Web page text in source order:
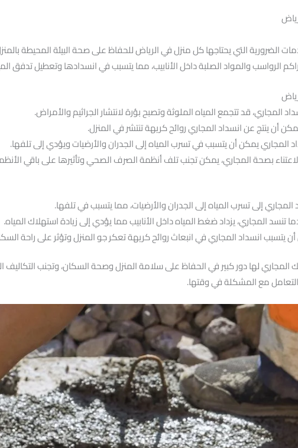
الضرورية التي يحتاجها كل منزل في الرياض للحفاظ على صحة البيئة المحيطة
الرواسب والمواد الصلبة داخل الأنابيب، مما يتسبب في انسدادها وتعطيل تدفق
المجاري، قد تتجمع المياه الملوثة وتصبح بؤرة لانتشار الجراثيم والأمراض.
أن ينتج عن انسداد المجاري روائح كريهة تنتشر في المنزل.
المجاري يمكن أن يتسبب في تسرب المياه إلى الجدران والأرضيات ويؤدي إلى تلفها.
بصحة المجاري، يمكن تجنب تلف أنظمة الصرف الصحي وتأثيرها على باقي
إلى تسرب المياه إلى الجدران والأرضيات، مما يتسبب في تلفها.
تنسد المجاري، يزداد ضغط المياه داخل الأنابيب مما يؤدي إلى زيادة استهلاك المياه.
أن يتسبب انسداد المجاري في انبعاث روائح كريهة تعكر جو المنزل وتؤثر على راحة
لها دور كبير في الحفاظ على سلامة المنزل وصحة السكان، وتجنب التكاليف
التعامل مع المشكلة في وقتها.